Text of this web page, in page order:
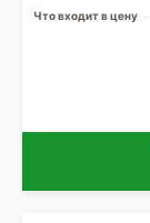
Что входит в цену